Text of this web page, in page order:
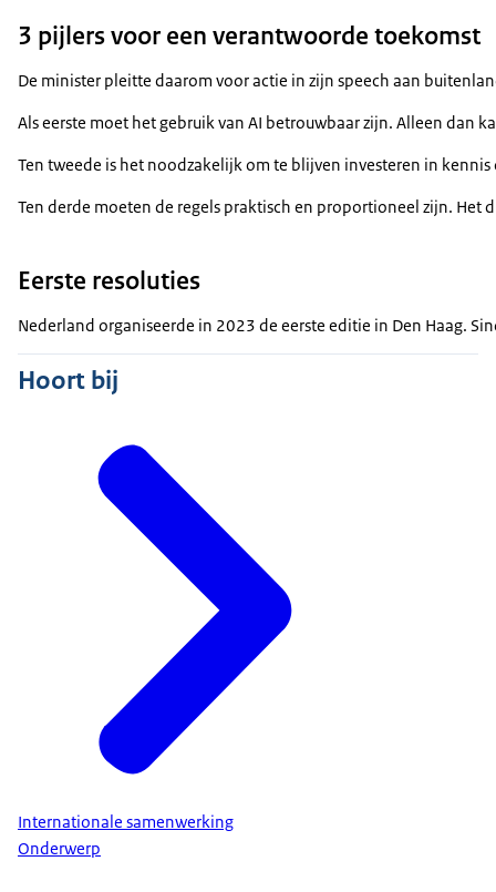
3 pijlers voor een verantwoorde toekomst
De minister pleitte daarom voor actie in zijn speech aan
Als eerste moet het gebruik van AI betrouwbaar zijn. Alleen
Ten tweede is het noodzakelijk om te blijven investeren in
Ten derde moeten de regels praktisch en proportioneel zijn.
Eerste resoluties
Nederland organiseerde in 2023 de eerste editie in Den Haag.
Hoort bij
Internationale samenwerking
Onderwerp